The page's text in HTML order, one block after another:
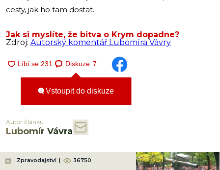
cesty, jak ho tam dostat.
Jak si myslíte, že bitva o Krym dopadne?
Zdroj: Autorský komentář Lubomíra Vávry
Diskuze 7
Vstoupit do diskuze
Autor článku
Lubomír Vávra
Zpravodajství | 36750